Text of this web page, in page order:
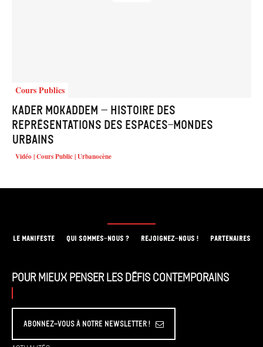
Cours Publics
Kader Mokaddem – Histoire des
représentations des espaces-mondes
urbains
Vidéo | Cours Public | Urbanocène
LE MANIFESTE QUI SOMMES-NOUS ? REJOIGNEZ-NOUS ! PARTENAIRES
Pour mieux penser les défis contemporains
Abonnez-vous à Notre Newsletter !